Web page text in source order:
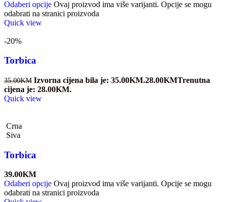
Odaberi opcije Ovaj proizvod ima više varijanti. Opcije se mogu
odabrati na stranici proizvoda
Quick view
-20%
Torbica
35.00KM Izvorna cijena bila je: 35.00KM.28.00KMTrenutna
cijena je: 28.00KM.
Quick view
Crna
Siva
Torbica
39.00KM
Odaberi opcije Ovaj proizvod ima više varijanti. Opcije se mogu
odabrati na stranici proizvoda